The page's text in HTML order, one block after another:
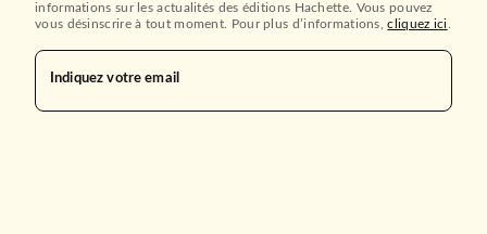
informations sur les actualités des éditions Hachette. Vous pouvez
vous désinscrire à tout moment. Pour plus d’informations,cliquez ici
Indiquez votre email